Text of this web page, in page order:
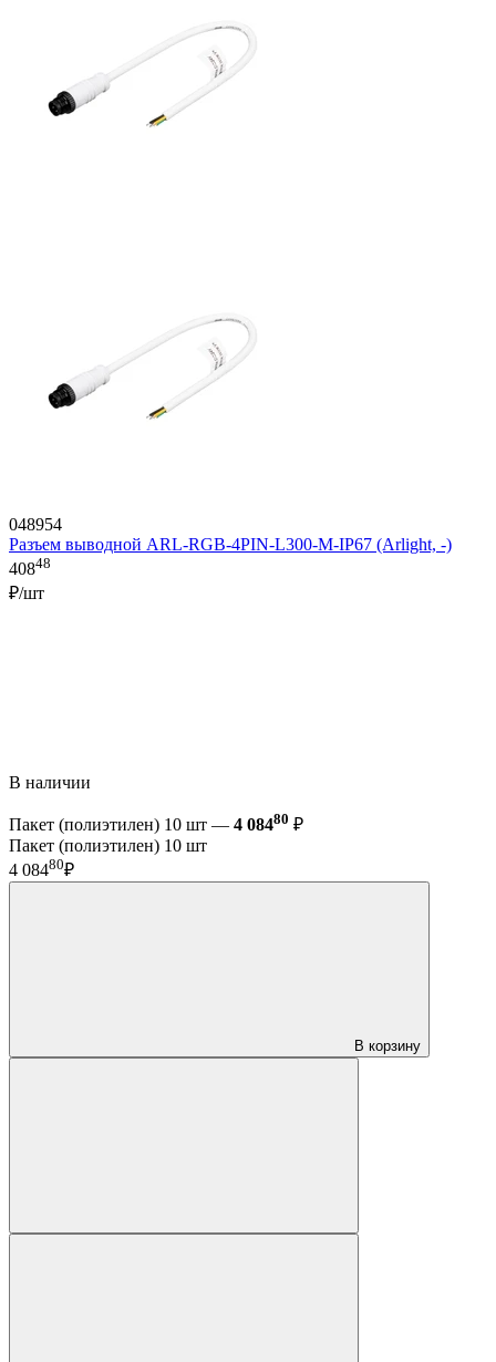
048954
Разъем выводной ARL-RGB-4PIN-L300-M-IP67 (Arlight, -)
40848
₽/шт
В наличии
Пакет (полиэтилен) 10 шт — 4 08480 ₽
Пакет (полиэтилен) 10 шт
4 08480₽
В корзину